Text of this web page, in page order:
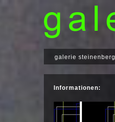
galerie steinenberg
Informationen: